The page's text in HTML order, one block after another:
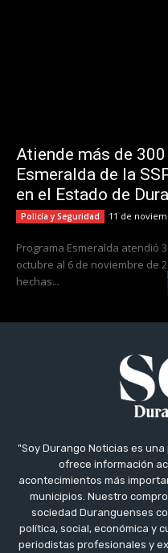
Atiende más de
Esmeralda de la
en el Estado de
Policía y Seguridad 11 de
Programa Esmeralda atendió
octubre al 6 de noviembre de
hechas...
"Soy Durango Noticias es
ofrece información
acontecimientos más
municipios. Nuestro
sociedad Duranguenses
política, social, económica y
periodistas profesionales y